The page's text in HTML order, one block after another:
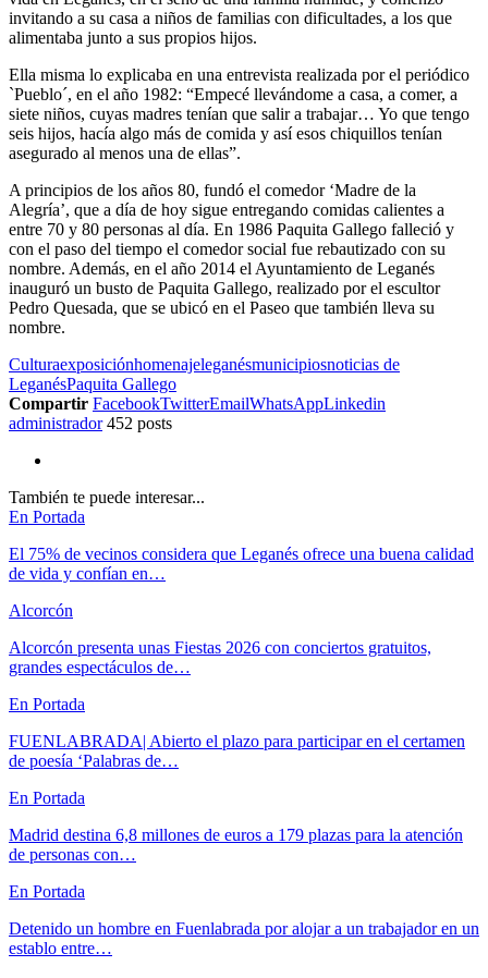
invitando a su casa a niños de familias con dificultades, a los que
alimentaba junto a sus propios hijos.
Ella misma lo explicaba en una entrevista realizada por el periódico
`Pueblo´, en el año 1982: “Empecé llevándome a casa, a comer, a
siete niños, cuyas madres tenían que salir a trabajar… Yo que tengo
seis hijos, hacía algo más de comida y así esos chiquillos tenían
asegurado al menos una de ellas”.
A principios de los años 80, fundó el comedor ‘Madre de la
Alegría’, que a día de hoy sigue entregando comidas calientes a
entre 70 y 80 personas al día. En 1986 Paquita Gallego falleció y
con el paso del tiempo el comedor social fue rebautizado con su
nombre. Además, en el año 2014 el Ayuntamiento de Leganés
inauguró un busto de Paquita Gallego, realizado por el escultor
Pedro Quesada, que se ubicó en el Paseo que también lleva su
nombre.
Culturaexposiciónhomenajeleganésmunicipiosnoticias de
LeganésPaquita Gallego
Compartir FacebookTwitterEmailWhatsAppLinkedin
administrador 452 posts
También te puede interesar...
En Portada
El 75% de vecinos considera que Leganés ofrece una buena calidad
de vida y confían en…
Alcorcón
Alcorcón presenta unas Fiestas 2026 con conciertos gratuitos,
grandes espectáculos de…
En Portada
FUENLABRADA| Abierto el plazo para participar en el certamen
de poesía ‘Palabras de…
En Portada
Madrid destina 6,8 millones de euros a 179 plazas para la atención
de personas con…
En Portada
Detenido un hombre en Fuenlabrada por alojar a un trabajador en un
establo entre…